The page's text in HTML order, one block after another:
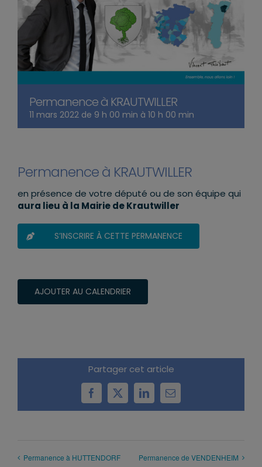
Permanence à KRAUTWILLER
11 mars 2022 de 9 h 00 min à 10 h 00 min
Permanence à KRAUTWILLER
en présence de votre député ou de son équipe qui
aura lieu à la Mairie de Krautwiller
S’INSCRIRE À CETTE PERMANENCE
AJOUTER AU CALENDRIER
Partager cet article
Facebook
X LinkedInEmail
Permanence à HUTTENDORF Permanence de VENDENHEIM